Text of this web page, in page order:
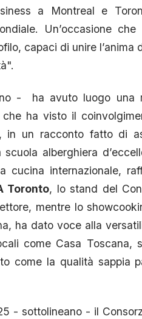
a Montreal e
Un’occasione
capaci di unire
-
ha avuto luogo una
che ha visto il
in un racconto fatto di
alberghiera
cucina internazionale,
Toronto, lo stand del
mentre lo
ha dato voce alla
come Casa
come la qualità sappia
- sottolineano - il